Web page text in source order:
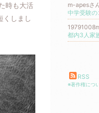
時も大活
くしまし
m-apesさ
都内3人家
RSS
※著作権につ